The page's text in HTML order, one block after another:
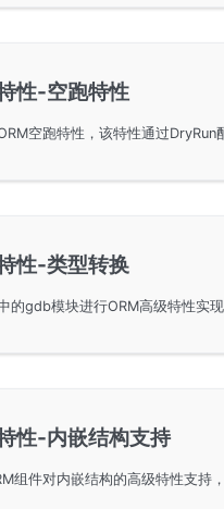
性-空跑特性
性-类型转换
性-内嵌结构支持